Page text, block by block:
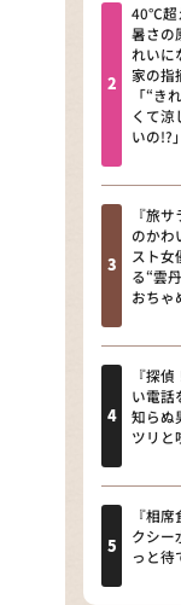
40℃超
暑さの
れいに
家の指
「“き
くて涼
いの!?」
『旅
のかわ
スト女
る“雲
おちゃ
『探
い電話
知らぬ
ツリ
『相
クシー
っと待